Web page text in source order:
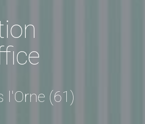
l'Orne (61)